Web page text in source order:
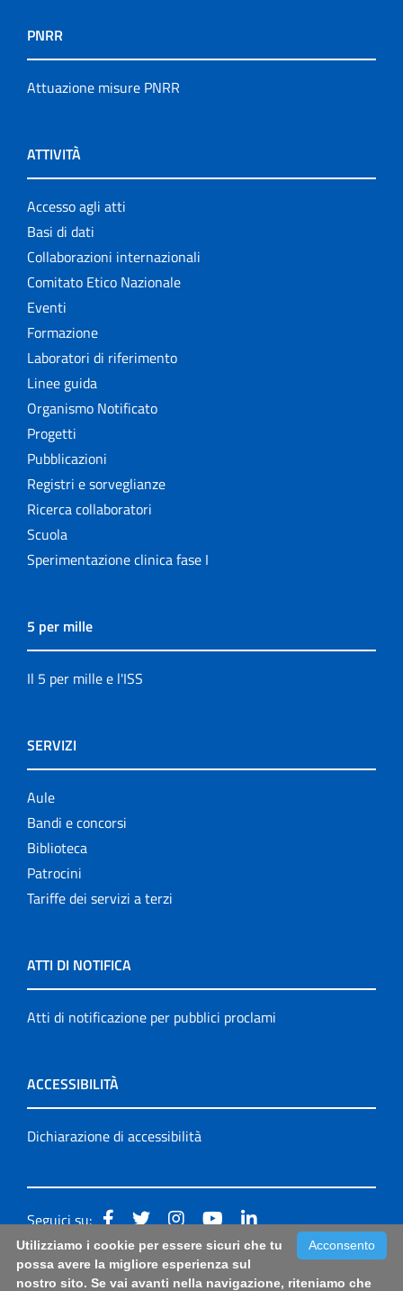
PNRR
Attuazione misure PNRR
ATTIVITÀ
Accesso agli atti
Basi di dati
Collaborazioni internazionali
Comitato Etico Nazionale
Eventi
Formazione
Laboratori di riferimento
Linee guida
Organismo Notificato
Progetti
Pubblicazioni
Registri e sorveglianze
Ricerca collaboratori
Scuola
Sperimentazione clinica fase I
5 per mille
Il 5 per mille e l'ISS
SERVIZI
Aule
Bandi e concorsi
Biblioteca
Patrocini
Tariffe dei servizi a terzi
ATTI DI NOTIFICA
Atti di notificazione per pubblici proclami
ACCESSIBILITÀ
Dichiarazione di accessibilità
Seguici su:
Accessibilità: form di segnalazione di prima istanza per
Acconsento
Utilizziamo i cookie per essere sicuri che tu
possa avere la migliore esperienza sul
nostro sito. Se vai avanti nella navigazione, riteniamo che